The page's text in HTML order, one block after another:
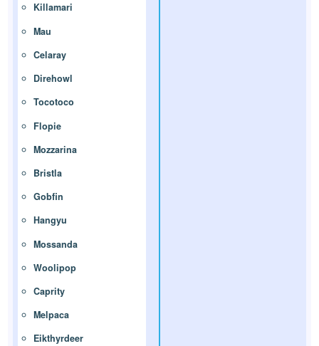
Killamari
Mau
Celaray
Direhowl
Tocotoco
Flopie
Mozzarina
Bristla
Gobfin
Hangyu
Mossanda
Woolipop
Caprity
Melpaca
Eikthyrdeer